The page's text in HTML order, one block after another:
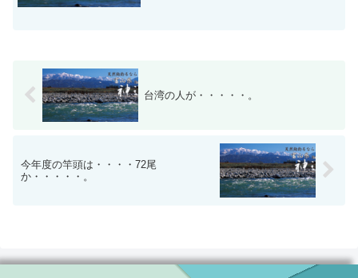
台湾の人が・・・・・。
今年度の竿頭は・・・・72尾
か・・・・・。